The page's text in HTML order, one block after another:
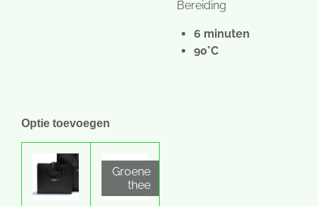
Bereiding
6 minuten
90°C
Optie toevoegen
Groene
thee